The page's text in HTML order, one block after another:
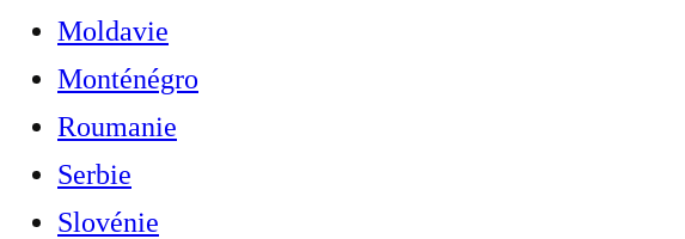
Moldavie
Monténégro
Roumanie
Serbie
Slovénie